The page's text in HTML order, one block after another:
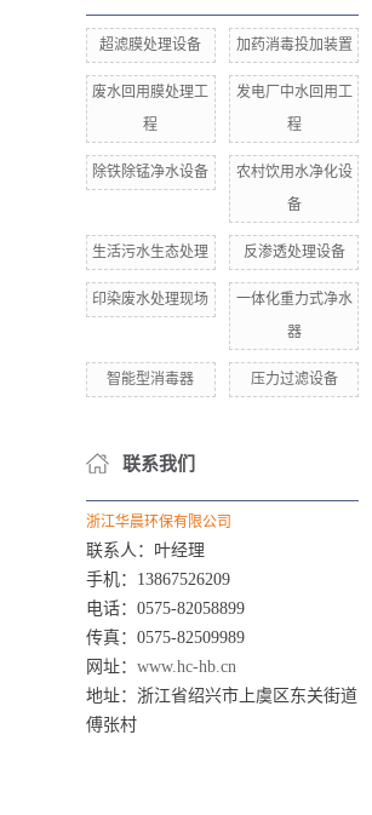
超滤膜处理设备 加药消毒投加装置
废水回用膜处理工
程
发电厂中水回用工
程
除铁除锰净水设备
农村饮用水净化设
备
生活污水生态处理 反渗透处理设备
印染废水处理现场
一体化重力式净水
器
智能型消毒器 压力过滤设备
联系我们
浙江华晨环保有限公司
联系人：叶经理
手机：13867526209
电话：0575-82058899
传真：0575-82509989
网址： www.hc-hb.cn
地址： 浙江省绍兴市上虞区东关街道
傅张村